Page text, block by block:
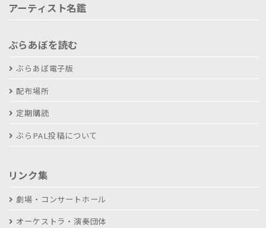
アーティスト名鑑
ぶらあぼを読む
ぶらあぼ電子版
配布場所
定期購読
ぶらPAL投稿について
リンク集
劇場・コンサートホール
オーケストラ・演奏団体